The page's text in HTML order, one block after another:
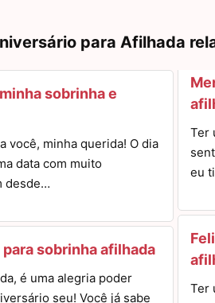
para Afilhada
sobrinha e
você, minha querida! O dia
data com muito
desde…
sobrinha afilhada
é uma alegria poder
seu! Você já sabe
Ter
eu
Ter